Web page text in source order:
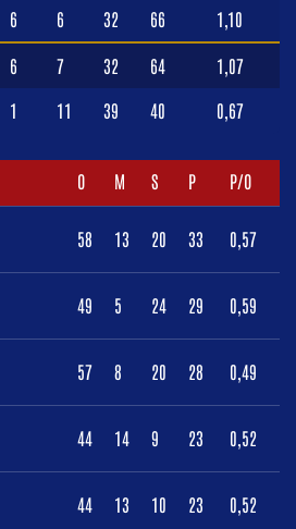
6 6 32 66 1,10
6 7 32 64 1,07
1 11 39 40 0,67
O M S P P/O
58 13 20 33 0,57
49 5 24 29 0,59
57 8 20 28 0,49
44 14 9 23 0,52
44 13 10 23 0,52